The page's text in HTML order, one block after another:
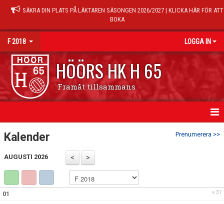
SÄKRA DIN PLATS PÅ LÄKTAREN SÄSONGEN 2026/2027 | KLICKA HÄR FÖR ATT
BOKA
F 2018 LOGGA IN
HÖÖRS HK H 65
Framåt tillsammans
HEM
NYHETER
MATCHER
Prenumerera >>
Kalender
AUGUSTI 2026
v.31
01